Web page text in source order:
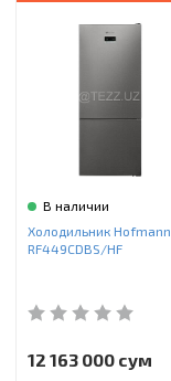
В наличии
Холодильник Hofmann
RF449CDBS/HF
12 163 000 сум